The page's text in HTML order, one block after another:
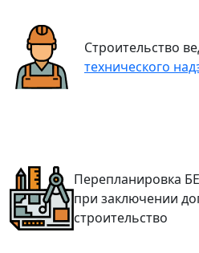
Строительство
технического
Перепланировка
при заключении
строительство